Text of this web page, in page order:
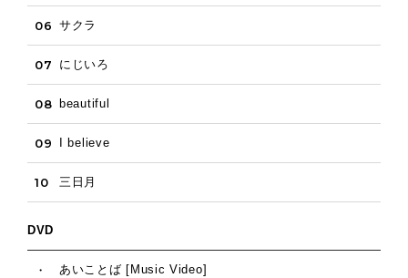
06 サクラ
07 にじいろ
08 beautiful
09 I believe
10 三日月
DVD
・ あいことば [Music Video]